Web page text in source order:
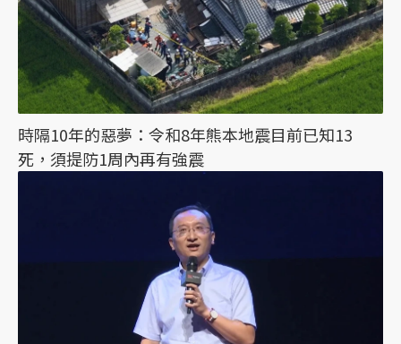
時隔10年的惡夢：令和8年熊本地震目前已知13
死，須提防1周內再有強震